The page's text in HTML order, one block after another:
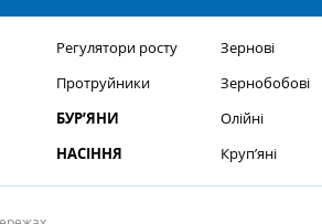
Регулятори росту
Протруйники
БУР’ЯНИ
НАСІННЯ
Зернові
Зернобобові
Олійні
Круп’яні